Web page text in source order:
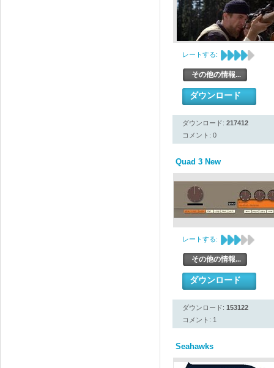
レートする:
その他の情報...
ダウンロード
ダウンロード: 217412
コメント: 0
Quad 3 New
レートする:
その他の情報...
ダウンロード
ダウンロード: 153122
コメント: 1
Seahawks